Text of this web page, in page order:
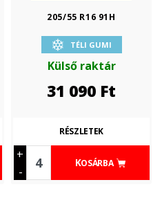
205/55 R16 91H
TÉLI GUMI
Külső raktár
31 090 Ft
+
-
KOSÁRBA
RÉSZLETEK